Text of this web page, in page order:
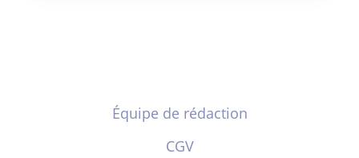
Équipe de rédaction
CGV